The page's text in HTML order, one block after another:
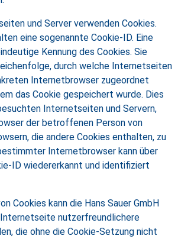
und Server verwenden Cookies.
eine sogenannte Cookie-ID. Eine
Kennung des Cookies. Sie
durch welche Internetseiten
Internetbrowser zugeordnet
das Cookie gespeichert wurde. Dies
Internetseiten und Servern,
der betroffenen Person von
die andere Cookies enthalten, zu
Internetbrowser kann über
ID wiedererkannt und identifiziert
Cookies kann die Hans Sauer GmbH
nutzerfreundlichere
die ohne die Cookie-Setzung nicht